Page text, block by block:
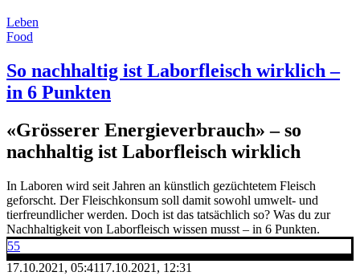
Leben
Food
So nachhaltig ist Laborfleisch wirklich –
in 6 Punkten
«Grösserer Energieverbrauch» – so
nachhaltig ist Laborfleisch wirklich
In Laboren wird seit Jahren an künstlich gezüchtetem Fleisch
geforscht. Der Fleischkonsum soll damit sowohl umwelt- und
tierfreundlicher werden. Doch ist das tatsächlich so? Was du zur
Nachhaltigkeit von Laborfleisch wissen musst – in 6 Punkten.
55
17.10.2021, 05:4117.10.2021, 12:31